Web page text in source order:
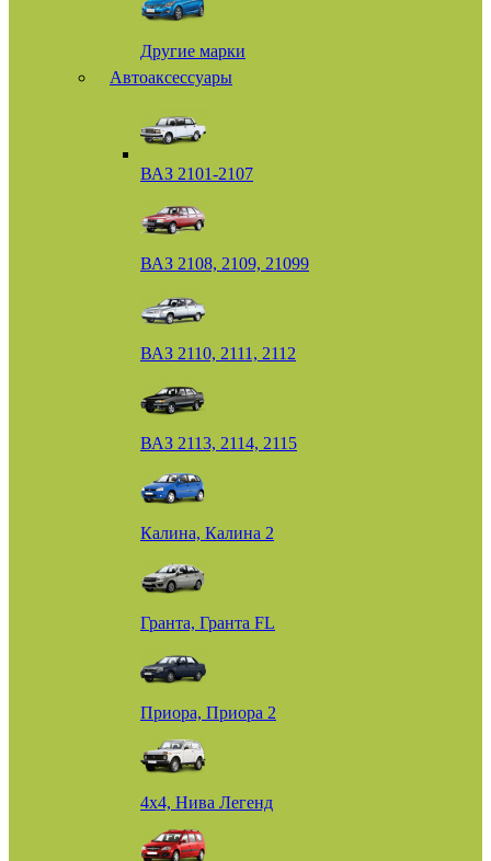
Другие марки
Автоаксессуары
ВАЗ 2101-2107
ВАЗ 2108, 2109, 21099
ВАЗ 2110, 2111, 2112
ВАЗ 2113, 2114, 2115
Калина, Калина 2
Гранта, Гранта FL
Приора, Приора 2
4х4, Нива Легенд